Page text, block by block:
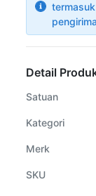
Detail
Satuan
Kategori
Merk
SKU